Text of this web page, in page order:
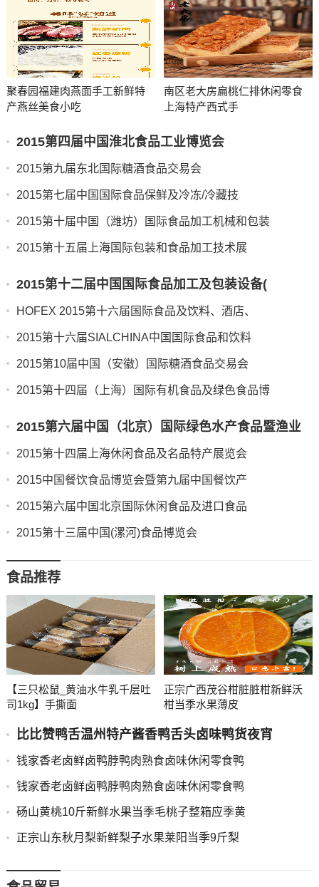
聚春园福建肉燕面手工新鲜特
产燕丝美食小吃
南区老大房扁桃仁排休闲零食
上海特产西式手
2015第四届中国淮北食品工业博览会
2015第九届东北国际糖酒食品交易会
2015第七届中国国际食品保鲜及冷冻/冷藏技
2015第十届中国（潍坊）国际食品加工机械和包装
2015第十五届上海国际包装和食品加工技术展
2015第十二届中国国际食品加工及包装设备(
HOFEX 2015第十六届国际食品及饮料、酒店、
2015第十六届SIALCHINA中国国际食品和饮料
2015第10届中国（安徽）国际糖酒食品交易会
2015第十四届（上海）国际有机食品及绿色食品博
2015第六届中国（北京）国际绿色水产食品暨渔业
2015第十四届上海休闲食品及名品特产展览会
2015中国餐饮食品博览会暨第九届中国餐饮产
2015第六届中国北京国际休闲食品及进口食品
2015第十三届中国(漯河)食品博览会
食品推荐
【三只松鼠_黄油水牛乳千层吐
司1kg】手撕面
正宗广西茂谷柑脏脏柑新鲜沃
柑当季水果薄皮
比比赞鸭舌温州特产酱香鸭舌头卤味鸭货夜宵
钱家香老卤鲜卤鸭脖鸭肉熟食卤味休闲零食鸭
钱家香老卤鲜卤鸭脖鸭肉熟食卤味休闲零食鸭
砀山黄桃10斤新鲜水果当季毛桃子整箱应季黄
正宗山东秋月梨新鲜梨子水果莱阳当季9斤梨